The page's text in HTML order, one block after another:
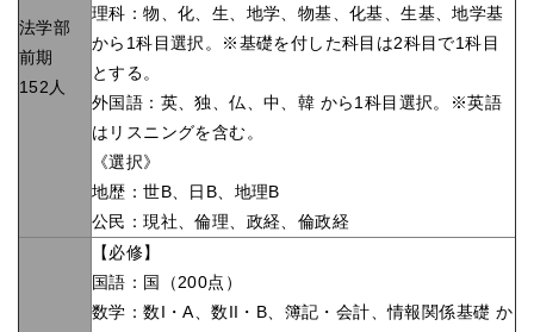
法学部
前期
152人
理科：物、化、生、地学、物基、化基、生基、地学基
から1科目選択。※基礎を付した科目は2科目で1科目
とする。
外国語：英、独、仏、中、韓 から1科目選択。※英語
はリスニングを含む。
《選択》
地歴：世B、日B、地理B
公民：現社、倫理、政経、倫政経
【必修】
国語：国（200点）
数学：数I・A、数II・B、簿記・会計、情報関係基礎 か